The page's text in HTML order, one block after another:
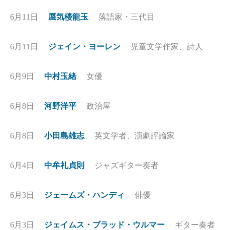
6月11日 蜃気楼龍玉 落語家・三代目
6月11日 ジェイン・ヨーレン 児童文学作家、詩人
6月9日 中村玉緒 女優
6月8日 河野洋平 政治屋
6月8日 小田島雄志 英文学者、演劇評論家
6月4日 中牟礼貞則 ジャズギター奏者
6月3日 ジェームズ・ハンディ 俳優
6月3日 ジェイムス・ブラッド・ウルマー ギター奏者